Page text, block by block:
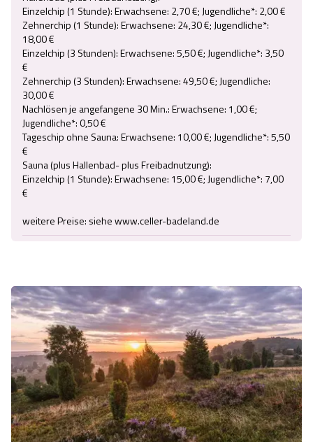
Einzelchip (1 Stunde): Erwachsene: 2,70 €; Jugendliche*: 2,00 €
Zehnerchip (1 Stunde): Erwachsene: 24,30 €; Jugendliche*:
18,00 €
Einzelchip (3 Stunden): Erwachsene: 5,50 €; Jugendliche*: 3,50
€
Zehnerchip (3 Stunden): Erwachsene: 49,50 €; Jugendliche:
30,00 €
Nachlösen je angefangene 30 Min.: Erwachsene: 1,00 €;
Jugendliche*: 0,50 €
Tageschip ohne Sauna: Erwachsene: 10,00 €; Jugendliche*: 5,50
€
Sauna (plus Hallenbad- plus Freibadnutzung):
Einzelchip (1 Stunde): Erwachsene: 15,00 €; Jugendliche*: 7,00
€